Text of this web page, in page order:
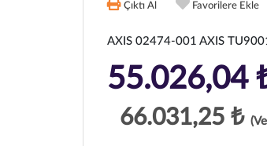
Çıktı Al Favorilere Ekle
AXIS 02474-001 AXIS
55.026,04
66.031,25 ₺